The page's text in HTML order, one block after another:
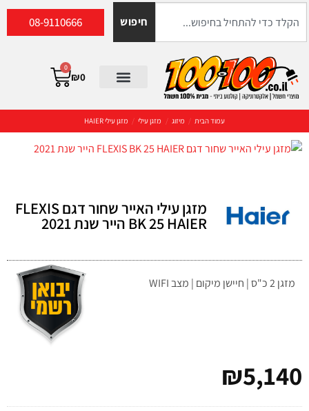
חיפוש 08-9110666
₪0
0
עמוד הבית / מיזוג / מזגן עילי / מזגן עילי HAIER
מזגן עילי האייר שחור דגם FLEXIS
BK 25 HAIER הייר שנת 2021
מזגן 2 כ"ס | חיישן מיקום | מצב WIFI
₪5,140